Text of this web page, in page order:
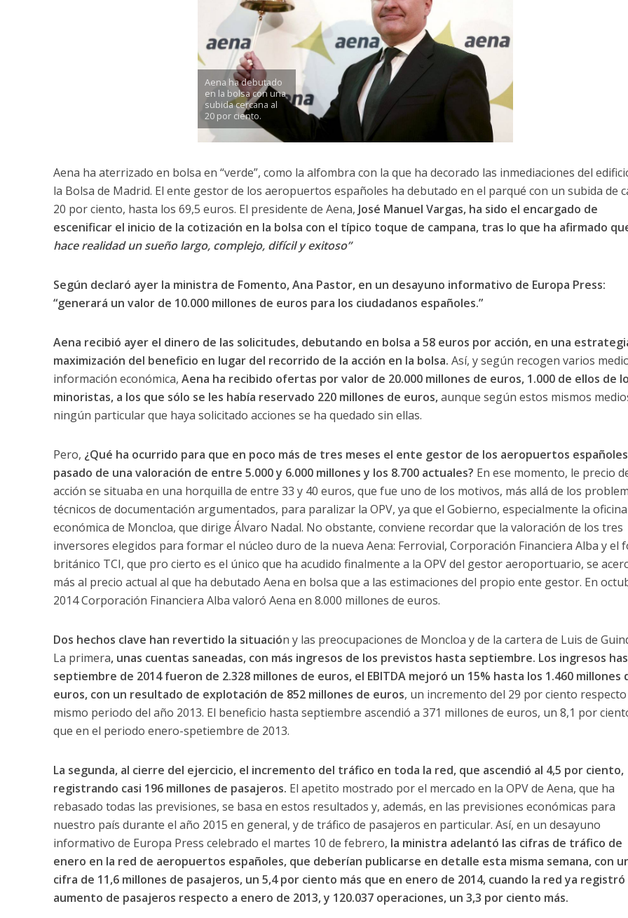
Aena ha debutado
en la bolsa con una
subida cercana al
20 por ciento.
Aena ha aterrizado en bolsa en “verde”, como la alfombra con la que ha decorado las inmediaciones del
la Bolsa de Madrid. El ente gestor de los aeropuertos españoles ha debutado en el parqué con un subida de
20 por ciento, hasta los 69,5 euros. El presidente de Aena, José Manuel Vargas, ha sido el encargado de
escenificar el inicio de la cotización en la bolsa con el típico toque de campana, tras lo que ha afirmado
hace realidad un sueño largo, complejo, difícil y exitoso”
Según declaró ayer la ministra de Fomento, Ana Pastor, en un desayuno informativo de Europa Press:
“generará un valor de 10.000 millones de euros para los ciudadanos españoles.”
Aena recibió ayer el dinero de las solicitudes, debutando en bolsa a 58 euros por acción, en una
maximización del beneficio en lugar del recorrido de la acción en la bolsa. Así, y según recogen varios
información económica, Aena ha recibido ofertas por valor de 20.000 millones de euros, 1.000 de ellos de
minoristas, a los que sólo se les había reservado 220 millones de euros,aunque según estos mismos
ningún particular que haya solicitado acciones se ha quedado sin ellas.
Pero, ¿Qué ha ocurrido para que en poco más de tres meses el ente gestor de los aeropuertos
pasado de una valoración de entre 5.000 y 6.000 millones y los 8.700 actuales? En ese momento, le precio
acción se situaba en una horquilla de entre 33 y 40 euros, que fue uno de los motivos, más allá de los
técnicos de documentación argumentados, para paralizar la OPV, ya que el Gobierno, especialmente la oficina
económica de Moncloa, que dirige Álvaro Nadal. No obstante, conviene recordar que la valoración de los tres
inversores elegidos para formar el núcleo duro de la nueva Aena: Ferrovial, Corporación Financiera Alba y el
británico TCI, que pro cierto es el único que ha acudido finalmente a la OPV del gestor aeroportuario, se
más al precio actual al que ha debutado Aena en bolsa que a las estimaciones del propio ente gestor. En
2014 Corporación Financiera Alba valoró Aena en 8.000 millones de euros.
Dos hechos clave han revertido la situación y las preocupaciones de Moncloa y de la cartera de Luis de
La primera, unas cuentas saneadas, con más ingresos de los previstos hasta septiembre. Los ingresos
septiembre de 2014 fueron de 2.328 millones de euros, el EBITDA mejoró un 15% hasta los 1.460 millones
euros, con un resultado de explotación de 852 millones de euros, un incremento del 29 por ciento
mismo periodo del año 2013. El beneficio hasta septiembre ascendió a 371 millones de euros, un 8,1 por
que en el periodo enero-spetiembre de 2013.
La segunda, al cierre del ejercicio, el incremento del tráfico en toda la red, que ascendió al 4,5 por ciento,
registrando casi 196 millones de pasajeros. El apetito mostrado por el mercado en la OPV de Aena, que ha
rebasado todas las previsiones, se basa en estos resultados y, además, en las previsiones económicas para
nuestro país durante el año 2015 en general, y de tráfico de pasajeros en particular. Así, en un desayuno
informativo de Europa Press celebrado el martes 10 de febrero, la ministra adelantó las cifras de tráfico de
enero en la red de aeropuertos españoles, que deberían publicarse en detalle esta misma semana, con
cifra de 11,6 millones de pasajeros, un 5,4 por ciento más que en enero de 2014, cuando la red ya registró
aumento de pasajeros respecto a enero de 2013, y 120.037 operaciones, un 3,3 por ciento más.